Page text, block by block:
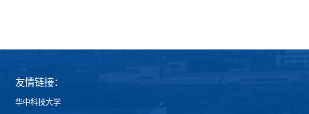
友情链接：
华中科技大学